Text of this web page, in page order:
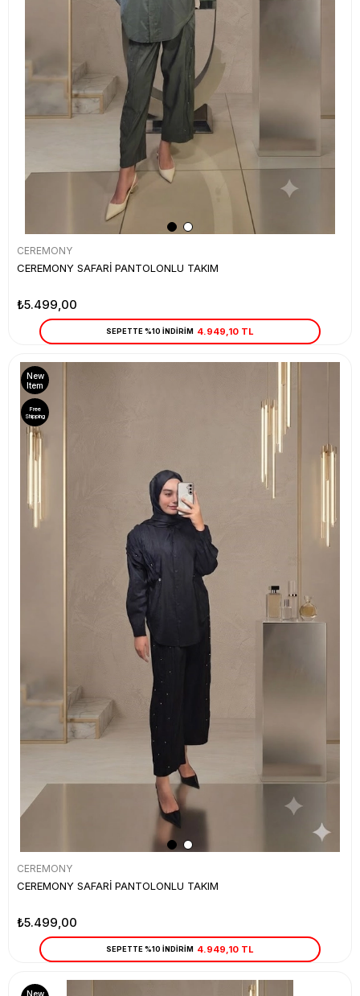
CEREMONY
CEREMONY SAFARİ PANTOLONLU TAKIM
₺5.499,00
SEPETTE %10 İNDİRİM 4.949,10 TL
CEREMONY
CEREMONY SAFARİ PANTOLONLU TAKIM
₺5.499,00
New
Item
Free
Shipping
SEPETTE %10 İNDİRİM 4.949,10 TL
New